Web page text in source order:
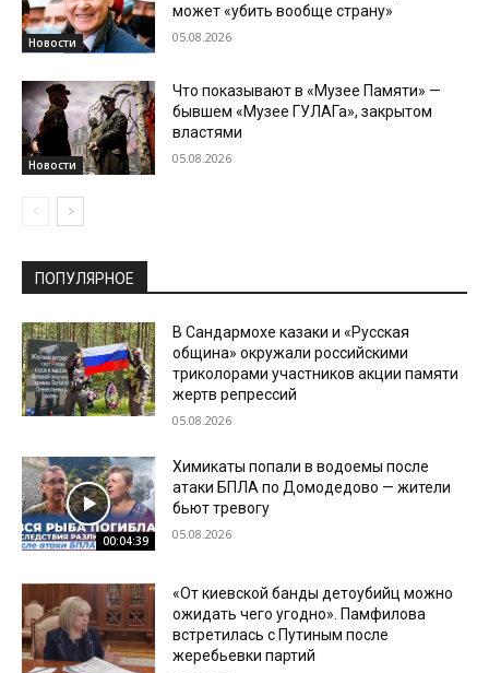
Новости
может «убить вообще страну»
05.08.2026
Новости
Что показывают в «Музее Памяти» —
бывшем «Музее ГУЛАГа», закрытом
властями
05.08.2026
ПОПУЛЯРНОЕ
В Сандармохе казаки и «Русская
община» окружали российскими
триколорами участников акции памяти
жертв репрессий
05.08.2026
00:04:39
Химикаты попали в водоемы после
атаки БПЛА по Домодедово — жители
бьют тревогу
05.08.2026
«От киевской банды детоубийц можно
ожидать чего угодно». Памфилова
встретилась с Путиным после
жеребьевки партий